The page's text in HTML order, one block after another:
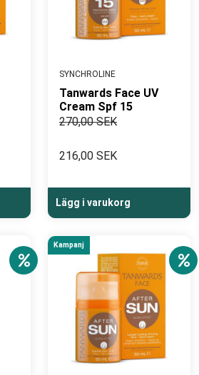
SYNCHROLINE
Tanwards Face UV
Cream Spf 15
270,00 SEK
216,00 SEK
Lägg i varukorg
Kampanj